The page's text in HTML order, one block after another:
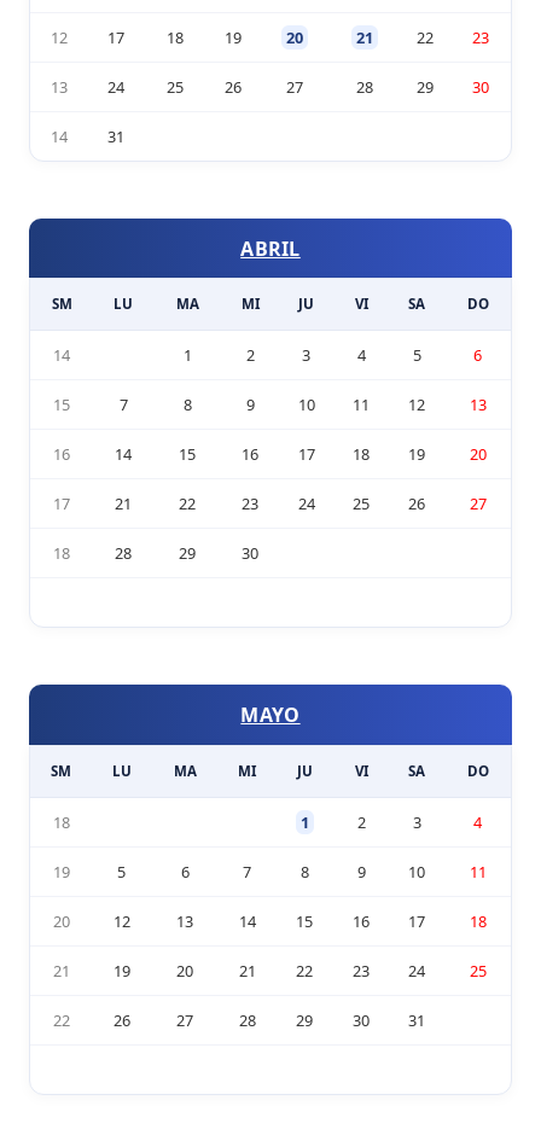
12 17 18 19 20 21 22 23
13 24 25 26 27 28 29 30
14 31
ABRIL
SM LU MA MI JU VI SA DO
14 1 2 3 4 5 6
15 7 8 9 10 11 12 13
16 14 15 16 17 18 19 20
17 21 22 23 24 25 26 27
18 28 29 30
MAYO
SM LU MA MI JU VI SA DO
18 1 2 3 4
19 5 6 7 8 9 10 11
20 12 13 14 15 16 17 18
21 19 20 21 22 23 24 25
22 26 27 28 29 30 31